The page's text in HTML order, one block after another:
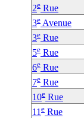
2e Rue
3e Avenue
3e Rue
5e Rue
6e Rue
7e Rue
10e Rue
11 e Rue